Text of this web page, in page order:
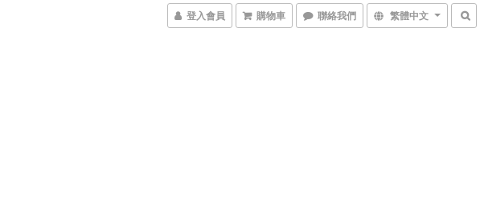
登入會員 購物車 聯絡我們 繁體中文